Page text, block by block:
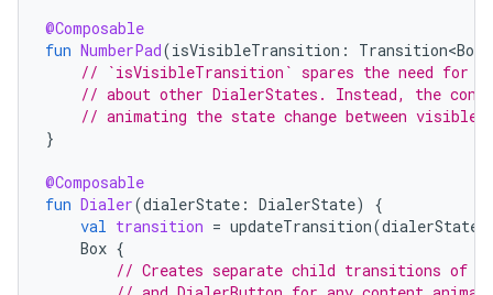
@Composable
fun NumberPad(isVisibleTransition :
// `isVisibleTransition` spares the need for
// about other DialerStates. Instead, the
// animating the state change between
}
@Composable
fun Dialer(dialerState : DialerState)
{
val transition = updateTransition(dialerState
Box {
// Creates separate child transitions of